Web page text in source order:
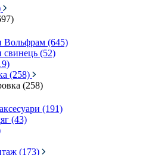
(645)
(52)
(258)
(258)
(191)
(43)
(173)